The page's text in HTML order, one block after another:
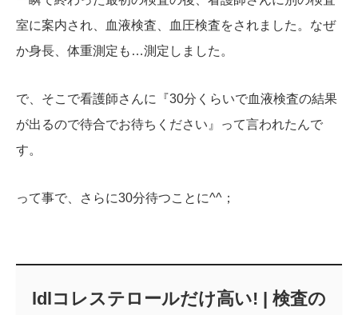
室に案内され、血液検査、血圧検査をされました。なぜ
か身長、体重測定も…測定しました。
で、そこで看護師さんに『30分くらいで血液検査の結果
が出るので待合でお待ちください』って言われたんで
す。
って事で、さらに30分待つことに^^；
ldlコレステロールだけ高い! | 検査の